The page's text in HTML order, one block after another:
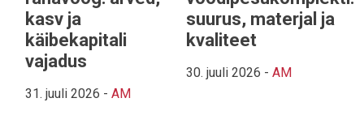
kasv ja
käibekapitali
vajadus
31. juuli 2026 - AM
suurus, materjal ja
kvaliteet
30. juuli 2026 - AM